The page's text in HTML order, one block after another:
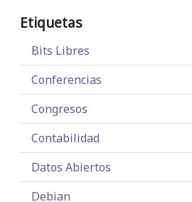
Etiquetas
Bits Libres
Conferencias
Congresos
Contabilidad
Datos Abiertos
Debian